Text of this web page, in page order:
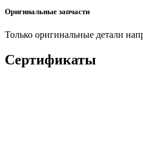
Оригинальные запчасти
Только оригинальные детали
Сертификаты